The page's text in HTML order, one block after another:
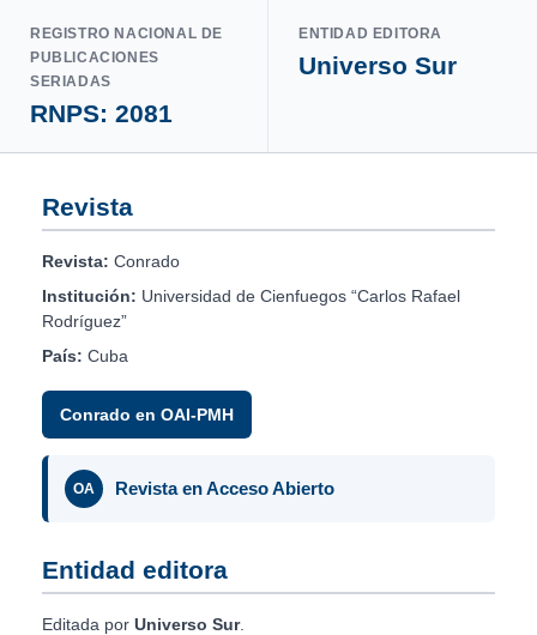
REGISTRO NACIONAL DE
PUBLICACIONES
SERIADAS
RNPS: 2081
ENTIDAD EDITORA
Universo Sur
Revista
Revista: Conrado
Institución: Universidad de Cienfuegos “Carlos Rafael
Rodríguez”
País: Cuba
Conrado en OAI-PMH
OA Revista en Acceso Abierto
Entidad editora
Editada por Universo Sur.